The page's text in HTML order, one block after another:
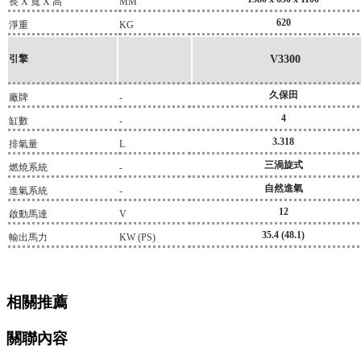
淨重 KG 620
引擎 V3300
廠牌 - 久保田
缸數 - 4
排氣量 L 3.318
燃燒系統 - 三渦旋式
進氣系統 - 自然進氣
啟動馬達 V 12
輸出馬力 KW (PS) 35.4 (48.1)
相關推薦
關聯內容